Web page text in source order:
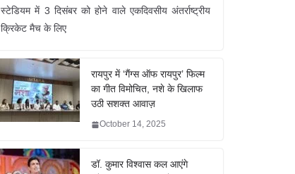
स्टेडियम में 3 दिसंबर को होने वाले एकदिवसीय अंतर्राष्ट्रीय
क्रिकेट मैच के लिए
रायपुर में ‘गैंग्स ऑफ रायपुर’ फिल्म
का गीत विमोचित, नशे के खिलाफ
उठी सशक्त आवाज़
October 14, 2025
डॉ. कुमार विश्वास कल आएंगे